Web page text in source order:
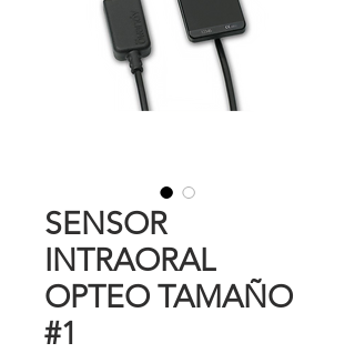
SENSOR
INTRAORAL
OPTEO TAMAÑO
#1